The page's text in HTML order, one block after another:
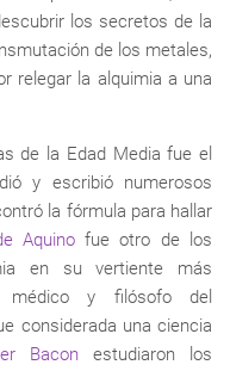
los secretos de la
de los metales,
relegar la alquimia a una
de la Edad Media fue el
y escribió numerosos
la fórmula para hallar
Aquinofue otro de los
en su vertiente más
y filósofo del
considerada una ciencia
Baconestudiaron los